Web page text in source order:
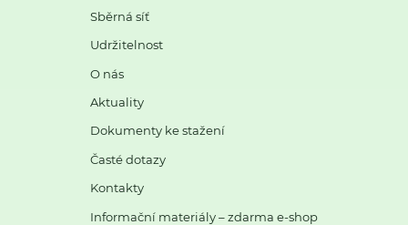
Sběrná síť
Udržitelnost
O nás
Aktuality
Dokumenty ke stažení
Časté dotazy
Kontakty
Informační materiály – zdarma e-shop